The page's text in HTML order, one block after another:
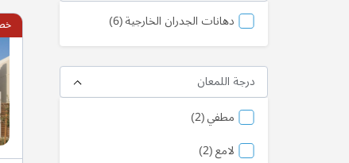
دهانات الجدران الخارجية 6منتج
درجة اللمعان
مطفي 2منتج
لامع 2منتج